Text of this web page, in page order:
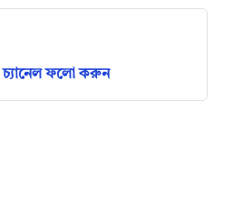
ফলো করুন